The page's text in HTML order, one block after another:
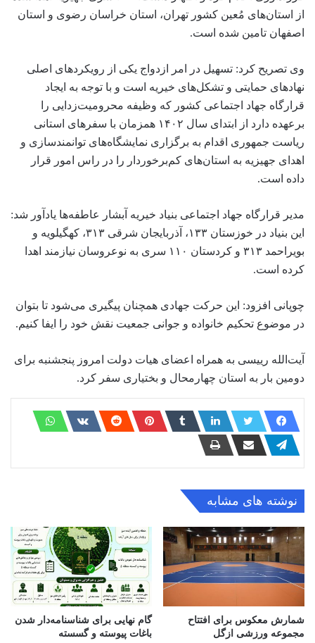
از استان‌های مُعین کشور تهران، استان خراسان رضوی و استان
اصفهان تامین شده است.
وی تصریح کرد: تسهیل در امر ازدواج یکی از رویکردهای اصلی
نهادهای حمایتی و تشکل‌های خیریه است و با توجه به ایجاد
قرارگاه جهاد اجتماعی کشور که وظیفه محرومیت‌زدایی را
برعهده دارد از ابتدای سال ۱۴۰۲ همزمان با سفرهای استانی
ریاست‌ جمهوری اقدام به برگزاری نمایشگاه‌های توانمندسازی و
اهدای جهیزیه به استان‌های کم‌برخوردار را در راس امور قرار
داده است.
مدیر قرارگاه جهاد اجتماعی بنیاد خیریه آبشار عاطفه‌ها یادآور شد:
این بنیاد در خوزستان ۱۳۳، آذربایجان شرقی ۳۱۳، کهگیلویه و
بویراحمد ۳۱۳ و کردستان ۱۱۰ سری به نوعروسان نیازمند اهدا
کرده است.
چوپانی افزود: این حرکت جهادی همچنان پیگیری می‌شود تا بتوان
در موضوع تحکیم خانواده و جوانی جمعیت نقش خود را ایفا کنیم.
آیت‌الله رییسی به همراه اعضای هیات دولت امروز پنجشنبه برای
دومین بار به استان چهارمحال و بختیاری سفر کرد.
نوشته های مشابه
شمارش معکوس برای افتتاح
مجموعه ورزشی ازگل
گام نهایی برای شناسنامه‌دار شدن
باغات پیوسته و گسسته